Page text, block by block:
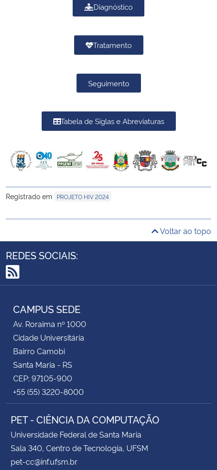
Diagnóstico
Tratamento
Seguimento
Tabela de Siglas e Abreviaturas
Registrado em PROJETO HIV 2024
Voltar ao topo
REDES SOCIAIS:
RSS
CAMPUS SEDE
Av. Roraima nº 1000
Cidade Universitária
Bairro Camobi
Santa Maria - RS
CEP: 97105-900
+55 (55) 3220-8000
PET - CIÊNCIA DA COMPUTAÇÃO
Universidade Federal de Santa Maria
Sala 340, Centro de Tecnologia, UFSM
pet-cc@inf.ufsm.br